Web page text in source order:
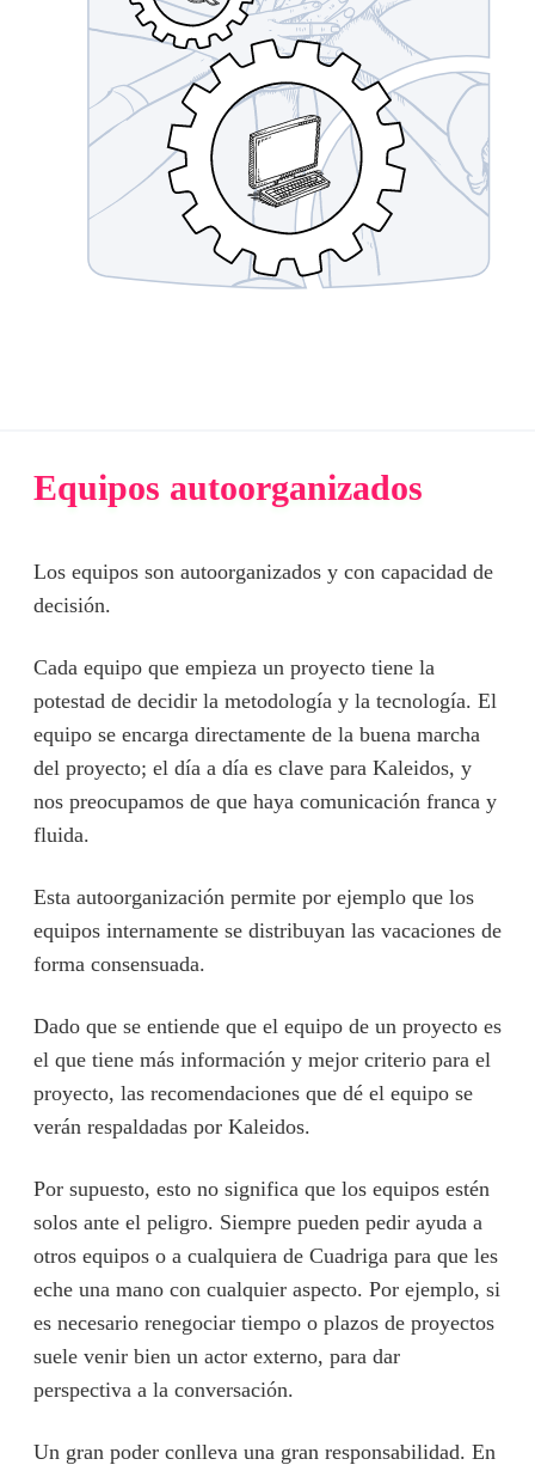
Equipos autoorganizados
Los equipos son autoorganizados y con capacidad de
decisión.
Cada equipo que empieza un proyecto tiene la
potestad de decidir la metodología y la tecnología. El
equipo se encarga directamente de la buena marcha
del proyecto; el día a día es clave para Kaleidos, y
nos preocupamos de que haya comunicación franca y
fluida.
Esta autoorganización permite por ejemplo que los
equipos internamente se distribuyan las vacaciones de
forma consensuada.
Dado que se entiende que el equipo de un proyecto es
el que tiene más información y mejor criterio para el
proyecto, las recomendaciones que dé el equipo se
verán respaldadas por Kaleidos.
Por supuesto, esto no significa que los equipos estén
solos ante el peligro. Siempre pueden pedir ayuda a
otros equipos o a cualquiera de Cuadriga para que les
eche una mano con cualquier aspecto. Por ejemplo, si
es necesario renegociar tiempo o plazos de proyectos
suele venir bien un actor externo, para dar
perspectiva a la conversación.
Un gran poder conlleva una gran responsabilidad. En